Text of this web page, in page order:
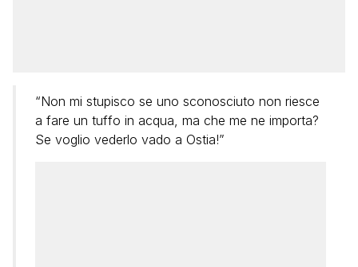
“Non mi stupisco se uno sconosciuto non riesce
a fare un tuffo in acqua, ma che me ne importa?
Se voglio vederlo vado a Ostia!”